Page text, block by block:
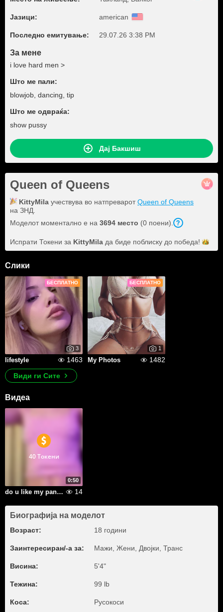
Јазици: american
Последно емитување: 29.07.26 3:38 PM
За мене
i love hard men >
Што ме пали:
blowjob, dancing, tip
Што ме одвраќа:
show pussy
Дај Бакшиш
Queen of Queens
KittyMila учествува во натпреваротQueen of Queens
на ЗНД.
Моделот моментално е на 3694 место (0 поени).
Испрати Токени за KittyMila да биде поблиску до победа!
Слики
БЕСПЛАТНО
3
lifestyle 1463
БЕСПЛАТНО
1
My Photos
1482
Види ги Сите
Видеа
0:50
40 Токени
do u like my panties? 14
Биографија на моделот
Возраст: 18 години
Заинтересиран/-а за: Мажи, Жени, Двојки, Транс
Висина: 5'4"
Тежина: 99 lb
Коса: Русокоси